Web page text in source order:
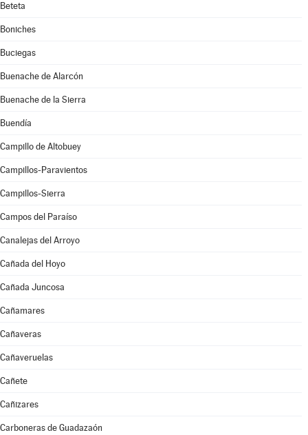
Beteta
Boniches
Buciegas
Buenache de Alarcón
Buenache de la Sierra
Buendía
Campillo de Altobuey
Campillos-Paravientos
Campillos-Sierra
Campos del Paraíso
Canalejas del Arroyo
Cañada del Hoyo
Cañada Juncosa
Cañamares
Cañaveras
Cañaveruelas
Cañete
Cañizares
Carboneras de Guadazaón